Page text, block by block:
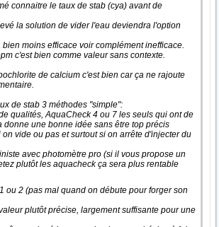
connaitre le taux de stab (cya) avant de
la solution de vider l'eau deviendra l'option
moins efficace voir complément inefficace.
c'est bien comme valeur sans contexte.
de calcium c'est bien car ça ne rajoute
de stab 3 méthodes "simple":
qualités, AquaCheck 4 ou 7 les seuls qui ont de
donne une bonne idée sans être top précis
vide ou pas et surtout si on arrête d'injecter du
avec photomètre pro (si il vous propose un
plutôt les aquacheck ça sera plus rentable
ou 2 (pas mal quand on débute pour forger son
plutôt précise, largement suffisante pour une